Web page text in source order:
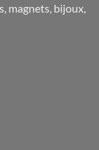
magnets, bijoux,